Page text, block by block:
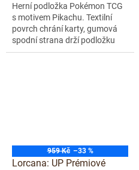
Herní podložka Pokémon TCG
s motivem Pikachu. Textilní
povrch chrání karty, gumová
spodní strana drží podložku
pevně na místě.
959 Kč –33 %
Lorcana: UP Prémiové